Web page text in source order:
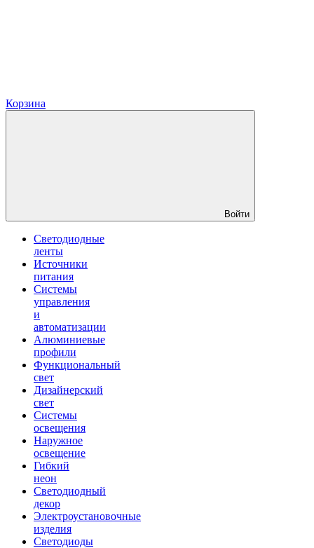
Корзина
Войти
Светодиодные
ленты
Источники
питания
Системы
управления
и
автоматизации
Алюминиевые
профили
Функциональный
свет
Дизайнерский
свет
Системы
освещения
Наружное
освещение
Гибкий
неон
Светодиодный
декор
Электроустановочные
изделия
Светодиоды